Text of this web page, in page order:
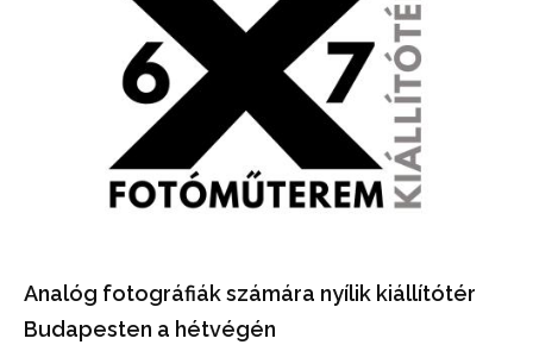
Analóg fotográfiák számára nyílik kiállítótér
Budapesten a hétvégén